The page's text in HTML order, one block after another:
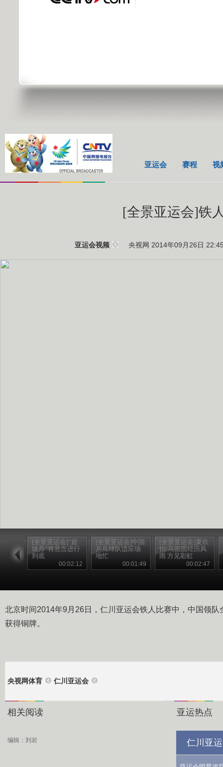
亚运会 赛程 视
[全景亚运会]铁
亚运会视频 央视网 2014年09月26日
[全景亚运会]“超
级丹”将悬念进行
到底
00:02:12
[全景亚运会]中国
乒乓球队适应场
地忙
00:01:49
[全景亚运会]夏欣
怡/马圆圆经历风
雨 方见彩虹
00:02:47
北京时间2014年9月26日，仁川亚运会铁人比赛中，中国领队
获得铜牌。
央视网体育 仁川亚运会
相关阅读
编辑：刘岩
亚运热点
仁川亚